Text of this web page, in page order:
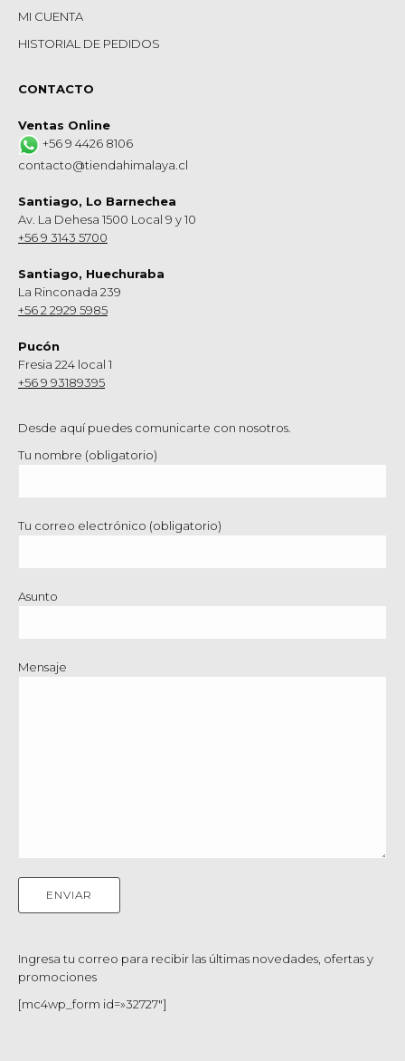
MI CUENTA
HISTORIAL DE PEDIDOS
CONTACTO
Ventas Online
+56 9 4426 8106
contacto@tiendahimalaya.cl
Santiago, Lo Barnechea
Av. La Dehesa 1500 Local 9 y 10
+56 9 3143 5700
Santiago, Huechuraba
La Rinconada 239
+56 2 2929 5985
Pucón
Fresia 224 local 1
+56 9 93189395
Desde aquí puedes comunicarte con nosotros.
Tu nombre (obligatorio)
Tu correo electrónico (obligatorio)
Asunto
Mensaje
Ingresa tu correo para recibir las últimas novedades, ofertas y
promociones
[mc4wp_form id=»32727″]